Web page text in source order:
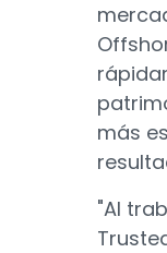
más
"Al